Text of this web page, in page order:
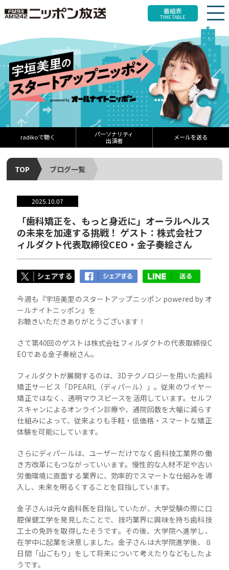
番組表
TIME TABLE
radikoで聴く
パーソナリティ
出演者
メールを送る
TOP ブログ一覧
2025.10.07
「歯科矯正を、もっと身近に」オーラルヘルス
の未来を加速する挑戦！ ゲスト：株式会社フ
ィルダクト代表取締役CEO・金子奏絵さん
今週も『宇垣美里のスタートアップニッポン powered by オ
ールナイトニッポン』を
お聴きいただきありがとうございます！
さて第40回のゲストは株式会社フィルダクトの代表取締役C
EOである金子奏絵さん。
フィルダクトが展開するのは、3Dテクノロジーを用いた歯科
矯正サービス「DPEARL（ディパール）」。従来のワイヤー
矯正ではなく、透明マウスピースを活用しています。セルフ
スキャンによるオンライン診療や、通院回数を大幅に減らす
仕組みによって、従来よりも手軽・低価格・スマートな矯正
体験を可能にしています。
さらにディパールは、ユーザーだけでなく歯科技工業界の働
き方改革にもつながっていいます。慢性的な人材不足や古い
労働環境に直面する業界に、効率的でスマートな仕組みを導
入し、未来を明るくすることを目指しています。
金子さんは元々歯科医を目指していたが、大学受験の際に口
腔保健工学を発見したことで、技巧業界に興味を持ち歯科技
工士の免許を取得したそうです。その後、大学院へ進学し、
在学中に起業を決意しました。金子さんは大学院進学後、８
日間「山ごもり」をして将来について考えたりなどもしたよ
うです。